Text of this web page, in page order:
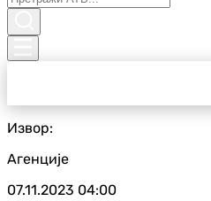
Извор:
Агенције
07.11.2023 04:00